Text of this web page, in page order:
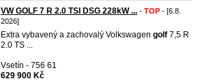
VW GOLF 7 R 2.0 TSI DSG 228kW ... - TOP - [6.8.
2026]
Extra vybavený a zachovalý Volkswagen golf 7,5 R
2.0 TS ...
Vsetín - 756 61
629 900 Kč